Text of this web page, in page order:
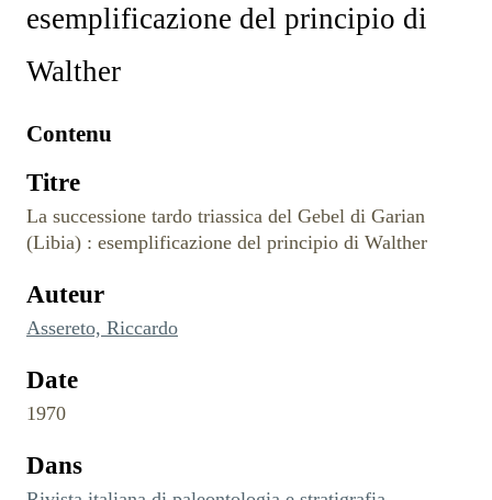
esemplificazione del principio di
Walther
Contenu
Titre
La successione tardo triassica del Gebel di Garian
(Libia) : esemplificazione del principio di Walther
Auteur
Assereto, Riccardo
Date
1970
Dans